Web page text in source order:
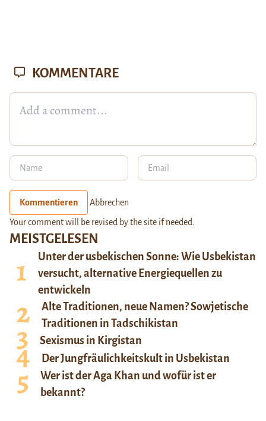
MEISTGELESEN
Unter der usbekischen Sonne: Wie Usbekistan
versucht, alternative Energiequellen zu
entwickeln
Alte Traditionen, neue Namen? Sowjetische
Traditionen in Tadschikistan
Sexismus in Kirgistan
Der Jungfräulichkeitskult in Usbekistan
Wer ist der Aga Khan und wofür ist er
bekannt?
KOMMENTARE
Kommentieren Abbrechen
Your comment will be revised by the site if needed.